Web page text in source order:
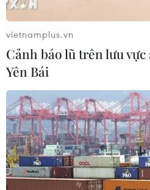
Triều Tiên từ chối để
gian cho đàm phán với
19/11/2019 08:50
Trưởng đoàn đàm phán Triều
vietnamplus.vn
Cảnh báo lũ trên lưu
Yên Bái